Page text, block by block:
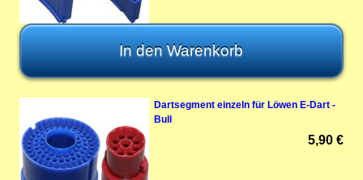
Dartsegment einzeln für Löwen E-Dart -
Bull
5,90 €